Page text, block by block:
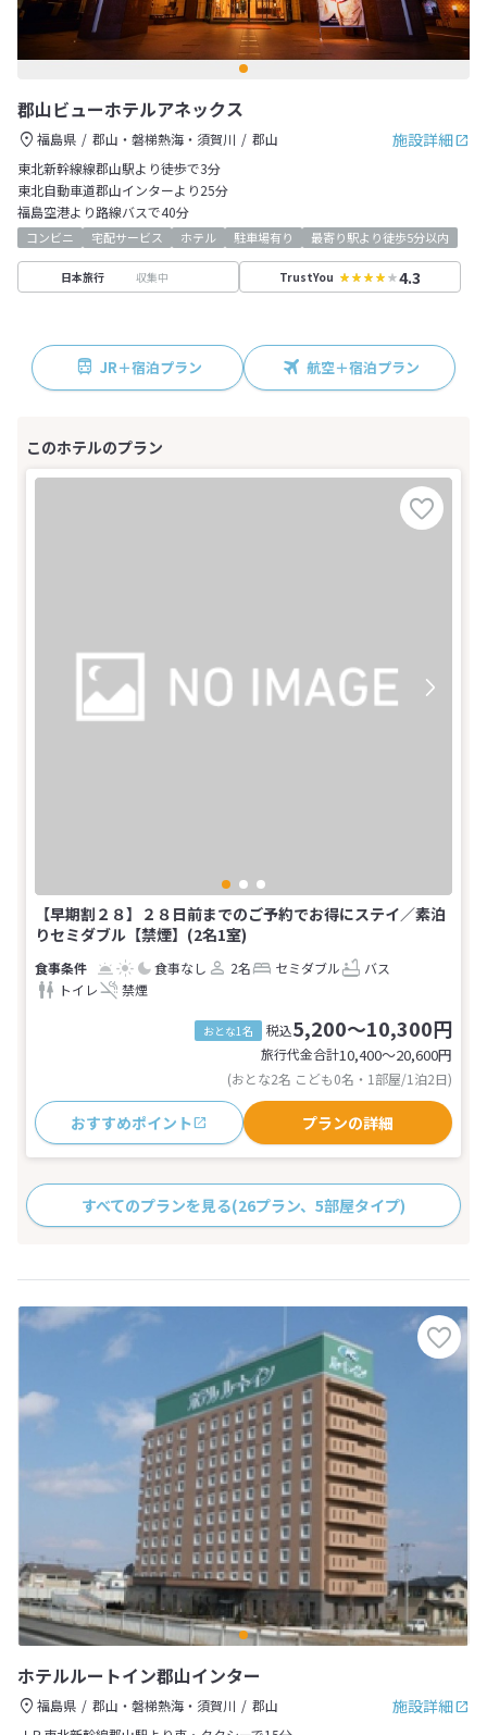
郡山ビューホテルアネックス
施設詳細
福島県 郡山・磐梯熱海・須賀川
郡山
東北新幹線線郡山駅より徒歩で3分
東北自動車道郡山インターより25分
福島空港より路線バスで40分
コンビニ 宅配サービス ホテル 駐車場有り 最寄り駅より徒歩5分以内
日本旅行 収集中 TrustYou 4.3
JR＋宿泊プラン 航空＋宿泊プラン
【早期割２８】２８日前までのご予約でお得にステイ／素泊
りセミダブル【禁煙】(2名1室)
食事なし 2名 セミダブル
バス
トイレ
禁煙
おとな1名 税込5,200～10,300円
旅行代金合計10,400〜20,600円
(おとな2名 こども0名・1部屋/1泊2日)
おすすめポイント プランの詳細
すべてのプランを見る(26プラン、5部屋タイプ)
ホテルルートイン郡山インター
施設詳細
福島県 郡山・磐梯熱海・須賀川
郡山